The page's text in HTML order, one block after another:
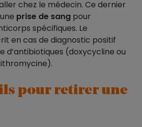
chez le médecin. Ce dernier
prise de sang pour
spécifiques. Le
en cas de diagnostic positif
d’antibiotiques (doxycycline ou
pour retirer une